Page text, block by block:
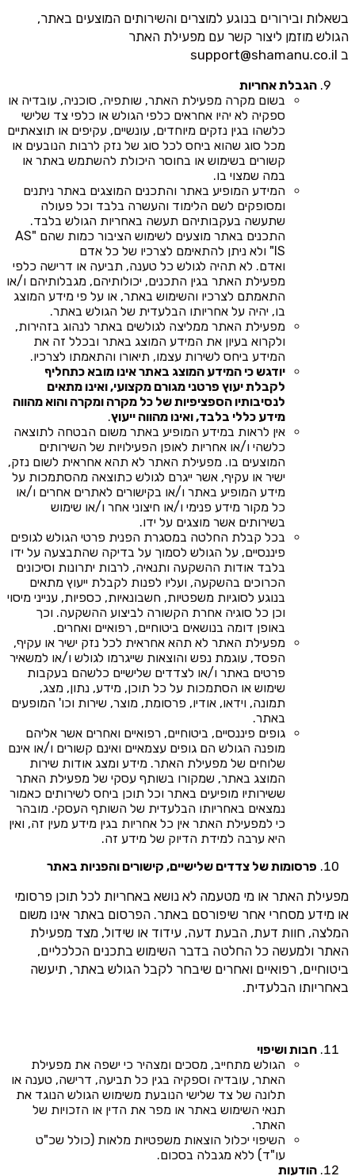
בשאלות ובירורים בנוגע למוצרים והשירותים המוצעים באתר,
הגולש מוזמן ליצור קשר עם מפעילת האתר
ב support@shamanu.co.il
הגבלת אחריות
בשום מקרה מפעילת האתר, שותפיה, סוכניה, עובדיה או
ספקיה לא יהיו אחראים כלפי הגולש או כלפי צד שלישי
כלשהו בגין נזקים מיוחדים, עונשיים, עקיפים או תוצאתיים
מכל סוג שהוא ביחס לכל סוג של נזק לרבות הנובעים או
קשורים בשימוש או בחוסר היכולת להשתמש באתר או
במה שמצוי בו.
המידע המופיע באתר והתכנים המוצגים באתר ניתנים
ומסופקים לשם הלימוד והעשרה בלבד וכל פעולה
שתעשה בעקבותיהם תעשה באחריות הגולש בלבד.
התכנים באתר מוצעים לשימוש הציבור כמות שהם "AS
IS" ולא ניתן להתאימם לצרכיו של כל אדם
ואדם. לא תהיה לגולש כל טענה, תביעה או דרישה כלפי
מפעילת האתר בגין התכנים, יכולותיהם, מגבלותיהם ו/או
התאמתם לצרכיו והשימוש באתר, או על פי מידע המוצג
בו, יהיה על אחריותו הבלעדית של הגולש באתר.
מפעילת האתר ממליצה לגולשים באתר לנהוג בזהירות,
ולקרוא בעיון את המידע המוצג באתר ובכלל זה את
המידע ביחס לשירות עצמו, תיאורו והתאמתו לצרכיו.
יודגש כי המידע המוצג באתר אינו מובא כתחליף
לקבלת יעוץ פרטני מגורם מקצועי, ואינו מתאים
לנסיבותיו הספציפיות של כל מקרה ומקרה והוא מהווה
מידע כללי בלבד, ואינו מהווה ייעוץ.
אין לראות במידע המופיע באתר משום הבטחה לתוצאה
כלשהי ו/או אחריות לאופן הפעילויות של השירותים
המוצעים בו. מפעילת האתר לא תהא אחראית לשום נזק,
ישיר או עקיף, אשר ייגרם לגולש כתוצאה מהסתמכות על
מידע המופיע באתר ו/או בקישורים לאתרים אחרים ו/או
כל מקור מידע פנימי ו/או חיצוני אחר ו/או שימוש
בשירותים אשר מוצגים על ידו.
בכל קבלת החלטה במסגרת הפנית פרטי הגולש לגופים
פיננסיים, על הגולש לסמוך על בדיקה שהתבצעה על ידו
בלבד אודות ההשקעה ותנאיה, לרבות יתרונות וסיכונים
הכרוכים בהשקעה, ועליו לפנות לקבלת ייעוץ מתאים
בנוגע לסוגיות משפטיות, חשבונאיות, כספיות, ענייני מיסוי
וכן כל סוגיה אחרת הקשורה לביצוע ההשקעה. וכך
באופן דומה בנושאים ביטוחיים, רפואיים ואחרים.
מפעילת האתר לא תהא אחראית לכל נזק ישיר או עקיף,
הפסד, עוגמת נפש והוצאות שייגרמו לגולש ו/או למשאיר
פרטים באתר ו/או לצדדים שלישיים כלשהם בעקבות
שימוש או הסתמכות על כל תוכן, מידע, נתון, מצג,
תמונה, וידאו, אודיו, פרסומת, מוצר, שירות וכו' המופעים
באתר.
גופים פיננסיים, ביטוחיים, רפואיים ואחרים אשר אליהם
מופנה הגולש הם גופים עצמאיים ואינם קשורים ו/או אינם
שלוחים של מפעילת האתר. מידע ומצג אודות שירות
המוצג באתר, שמקורו בשותף עסקי של מפעילת האתר
ששירותיו מופיעים באתר וכל תוכן ביחס לשירותים כאמור
נמצאים באחריותו הבלעדית של השותף העסקי. מובהר
כי למפעילת האתר אין כל אחריות בגין מידע מעין זה, ואין
היא ערבה למידת הדיוק של מידע זה.
פרסומות של צדדים שלישיים, קישורים והפניות באתר
מפעילת האתר או מי מטעמה לא נושא באחריות לכל תוכן פרסומי
או מידע מסחרי אחר שיפורסם באתר. הפרסום באתר אינו משום
המלצה, חוות דעת, הבעת דעה, עידוד או שידול, מצד מפעילת
האתר ולמעשה כל החלטה בדבר השימוש בתכנים הכלכליים,
ביטוחיים, רפואיים ואחרים שיבחר לקבל הגולש באתר, תיעשה
באחריותו הבלעדית.
חבות ושיפוי
הגולש מתחייב, מסכים ומצהיר כי ישפה את מפעילת
האתר, עובדיה וספקיה בגין כל תביעה, דרישה, טענה או
תלונה של צד שלישי הנובעת משימוש הגולש הנוגד את
תנאי השימוש באתר או מפר את הדין או הזכויות של
האתר.
השיפוי יכלול הוצאות משפטיות מלאות (כולל שכ"ט
עו"ד) ללא מגבלה בסכום.
הודעות